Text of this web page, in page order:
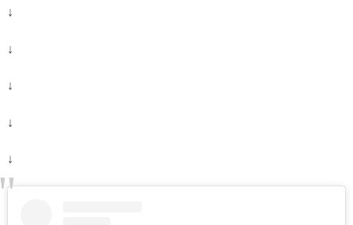
↓
↓
↓
↓
↓